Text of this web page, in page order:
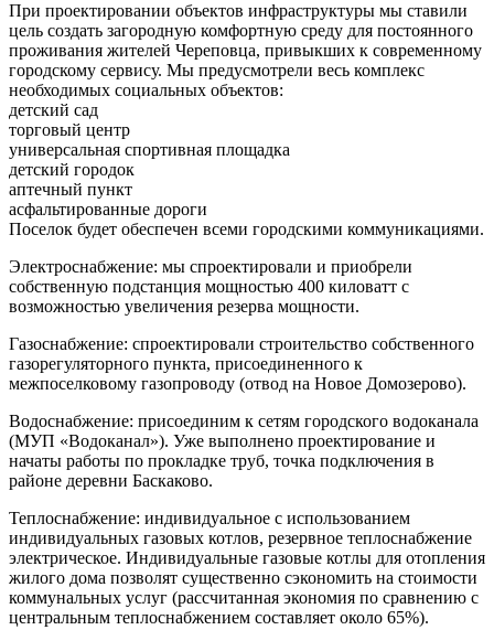
При проектировании объектов инфраструктуры мы ставили
цель создать загородную комфортную среду для постоянного
проживания жителей Череповца, привыкших к современному
городскому сервису. Мы предусмотрели весь комплекс
необходимых социальных объектов:
детский сад
торговый центр
универсальная спортивная площадка
детский городок
аптечный пункт
асфальтированные дороги
Поселок будет обеспечен всеми городскими коммуникациями.
Электроснабжение: мы спроектировали и приобрели
собственную подстанция мощностью 400 киловатт с
возможностью увеличения резерва мощности.
Газоснабжение: спроектировали строительство собственного
газорегуляторного пункта, присоединенного к
межпоселковому газопроводу (отвод на Новое Домозерово).
Водоснабжение: присоединим к сетям городского водоканала
(МУП «Водоканал»). Уже выполнено проектирование и
начаты работы по прокладке труб, точка подключения в
районе деревни Баскаково.
Теплоснабжение: индивидуальное с использованием
индивидуальных газовых котлов, резервное теплоснабжение
электрическое. Индивидуальные газовые котлы для отопления
жилого дома позволят существенно сэкономить на стоимости
коммунальных услуг (рассчитанная экономия по сравнению с
центральным теплоснабжением составляет около 65%).